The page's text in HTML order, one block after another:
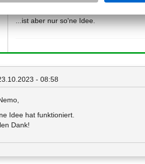
...ist aber nur so'ne Idee.
- 08:58
Idee hat funktioniert.
Dank!